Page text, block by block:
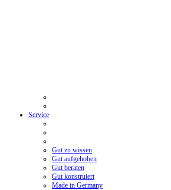
Service
Gut zu wissen
Gut aufgehoben
Gut beraten
Gut konstruiert
Made in Germany